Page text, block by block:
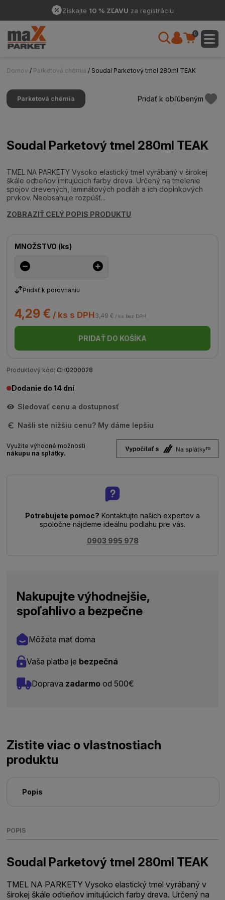
Získajte 10 % ZĽAVU za registráciu
0
Domov / Parketová chémia / Soudal Parketový tmel 280ml TEAK
Parketová chémia Pridať k obľúbeným
Soudal Parketový tmel 280ml TEAK
TMEL NA PARKETY Vysoko elastický tmel vyrábaný v širokej
škále odtieňov imitujúcich farby dreva. Určený na tmelenie
spojov drevených, laminátových podláh a ich doplnkových
prvkov. Neobsahuje rozpúšť...
ZOBRAZIŤ CELÝ POPIS PRODUKTU
MNOŽSTVO (ks)
Pridať k porovnaniu
4,29 € / ks s DPH3,49 € / ks bez DPH
PRIDAŤ DO KOŠÍKA
Produktový kód: CH0200028
Dodanie do 14 dní
Sledovať cenu a dostupnosť
Našli ste nižšiu cenu? My dáme lepšiu
Využite výhodné možnosti
nákupu na splátky.
Potrebujete pomoc? Kontaktujte našich expertov a
spoločne nájdeme ideálnu podlahu pre vás.
0903 995 978
Nakupujte výhodnejšie,
spoľahlivo a bezpečne
Môžete mať doma
Vaša platba je bezpečná
Doprava zadarmo od 500€
Zistite viac o vlastnostiach
produktu
Popis
POPIS
Soudal Parketový tmel 280ml TEAK
TMEL NA PARKETY Vysoko elastický tmel vyrábaný v
širokej škále odtieňov imitujúcich farby dreva. Určený na